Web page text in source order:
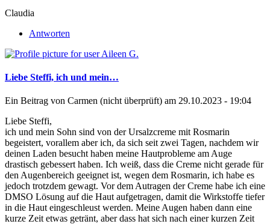
Claudia
Antworten
Liebe Steffi, ich und mein…
Ein Beitrag von Carmen (nicht überprüft) am 29.10.2023 - 19:04
Liebe Steffi,
ich und mein Sohn sind von der Ursalzcreme mit Rosmarin
begeistert, vorallem aber ich, da sich seit zwei Tagen, nachdem wir
deinen Laden besucht haben meine Hautprobleme am Auge
drastisch gebessert haben. Ich weiß, dass die Creme nicht gerade für
den Augenbereich geeignet ist, wegen dem Rosmarin, ich habe es
jedoch trotzdem gewagt. Vor dem Autragen der Creme habe ich eine
DMSO Lösung auf die Haut aufgetragen, damit die Wirkstoffe tiefer
in die Haut eingeschleust werden. Meine Augen haben dann eine
kurze Zeit etwas getränt, aber dass hat sich nach einer kurzen Zeit